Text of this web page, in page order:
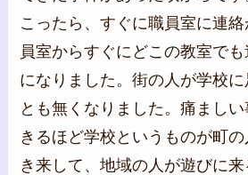
こったら、すぐに職員室に連
員室からすぐにどこの教室で
になりました。街の人が学校
とも無くなりました。痛まし
きるほど学校というものが町
き来して、地域の人が遊びに来